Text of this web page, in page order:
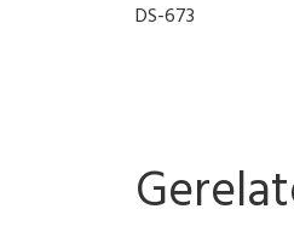
DS-673